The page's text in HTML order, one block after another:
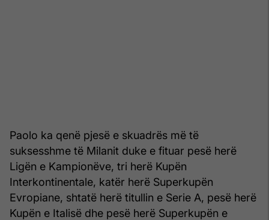
Paolo ka qenë pjesë e skuadrës më të
suksesshme të Milanit duke e fituar pesë herë
Ligën e Kampionëve, tri herë Kupën
Interkontinentale, katër herë Superkupën
Evropiane, shtatë herë titullin e Serie A, pesë herë
Kupën e Italisë dhe pesë herë Superkupën e